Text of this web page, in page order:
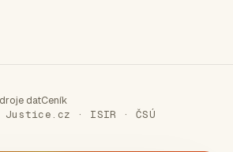
datCeník
Justice.cz · ISIR · ČSÚ